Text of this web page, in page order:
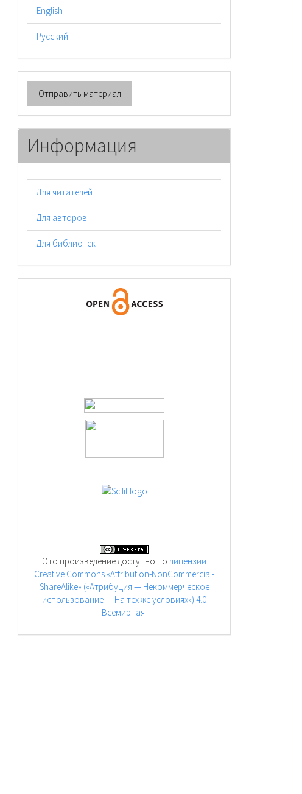
English
Русский
Отправить
материал
Отправить материал
Информация
Для читателей
Для авторов
Для библиотек
Это произведение доступно полицензии
Creative Commons «Attribution-NonCommercial-
ShareAlike» («Атрибуция — Некоммерческое
использование — На тех же условиях») 4.0
Всемирная.